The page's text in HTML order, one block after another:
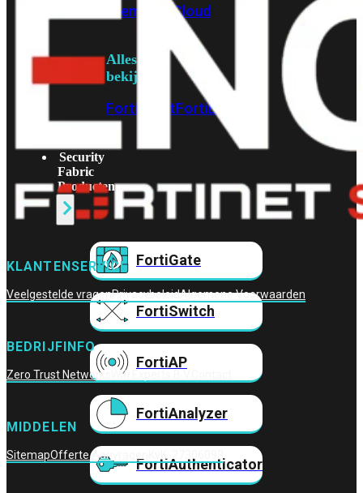
Prem
FortiCloud
Alles
bekijken
FortiClientFortiEndpoint
Security
Fabric
Producten
FortiGate
FortiSwitch
FortiAP
FortiAnalyzer
FortiAuthenticator
KLANTENSERVICE
Veelgestelde vragenPrivacybeleidAlgemene Voorwaarden
BEDRIJFINFO
Zero Trust Networks Wifi Experts B.V.
MIDDELEN
SitemapOfferte Aanvragen KvK: 27306093